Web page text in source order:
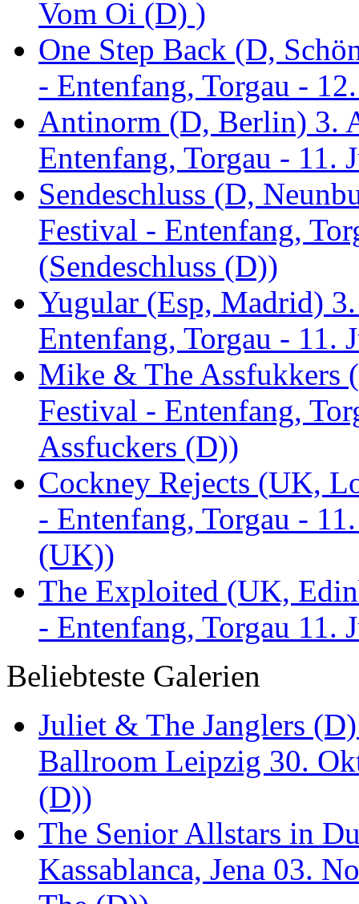
Vom Oi (D) )
One Step Back (D,
- Entenfang, Torgau -
Antinorm (D, Berlin) 3.
Entenfang, Torgau -
Sendeschluss (D,
Festival - Entenfang,
(Sendeschluss (D))
Yugular (Esp, Madrid)
Entenfang, Torgau - 11.
Mike & The Assfukkers
Festival - Entenfang,
Assfuckers (D))
Cockney Rejects (UK,
- Entenfang, Torgau -
(UK))
The Exploited (UK,
- Entenfang, Torgau
Beliebteste Galerien
Juliet & The Janglers
Ballroom Leipzig 30.
(D))
The Senior Allstars in
Kassablanca, Jena 03.